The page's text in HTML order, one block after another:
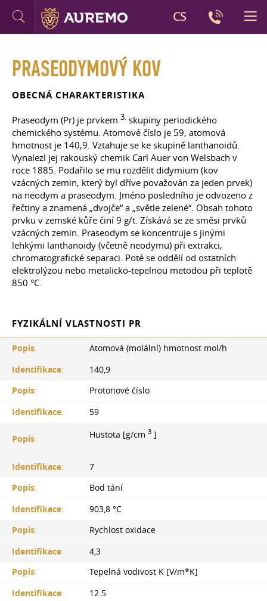
PRASEODYMOVÝ KOV
OBECNÁ CHARAKTERISTIKA
Praseodym (Pr) je prvkem 3. skupiny periodického
chemického systému. Atomové číslo je 59, atomová
hmotnost je 140,9. Vztahuje se ke skupině lanthanoidů.
Vynalezl jej rakouský chemik Carl Auer von Welsbach v
roce 1885. Podařilo se mu rozdělit didymium (kov
vzácných zemin, který byl dříve považován za jeden prvek)
na neodym a praseodym. Jméno posledního je odvozeno z
řečtiny a znamená „dvojče“ a „světle zelené“. Obsah tohoto
prvku v zemské kůře činí 9 g/t. Získává se ze směsi prvků
vzácných zemin. Praseodym se koncentruje s jinými
lehkými lanthanoidy (včetně neodymu) při extrakci,
chromatografické separaci. Poté se oddělí od ostatních
elektrolýzou nebo metalicko-tepelnou metodou při teplotě
850 °C.
FYZIKÁLNÍ VLASTNOSTI PR
Popis:
Atomová (molální) hmotnost mol/h
Identifikace:
140,9
Popis:
Protonové číslo
Identifikace: 59
Popis: Hustota [g/cm 3 ]
Identifikace:
7
Popis:
Bod tání
Identifikace:
903,8 °С
Popis:
Rychlost oxidace
Identifikace:
4,3
Popis:
Tepelná vodivost K [V/m*K]
Identifikace:
12.5
CS